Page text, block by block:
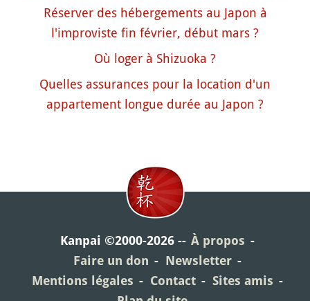
Réserver des hébergements au Japon à
l'improviste fin février, début mars ?
Où loger à Shizuoka ?
Quelles assurances pour la location d'un
appartement longue durée au Japon ?
Kanpai ©2000-2026
À propos
Faire un don
Newsletter
Mentions légales
Contact
Sites amis